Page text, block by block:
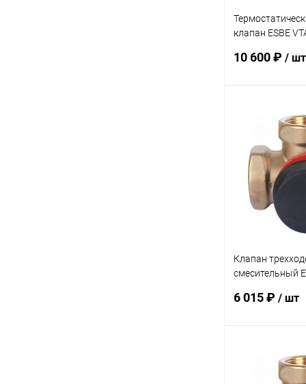
клапан ESBE
10 600 ₽ / шт
В
Купить в 1
В избранное
Клапан
смесительный
6 015 ₽ / шт
В